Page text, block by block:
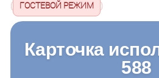
( ГОСТЕВОЙ РЕЖИМ )
Карточка
588